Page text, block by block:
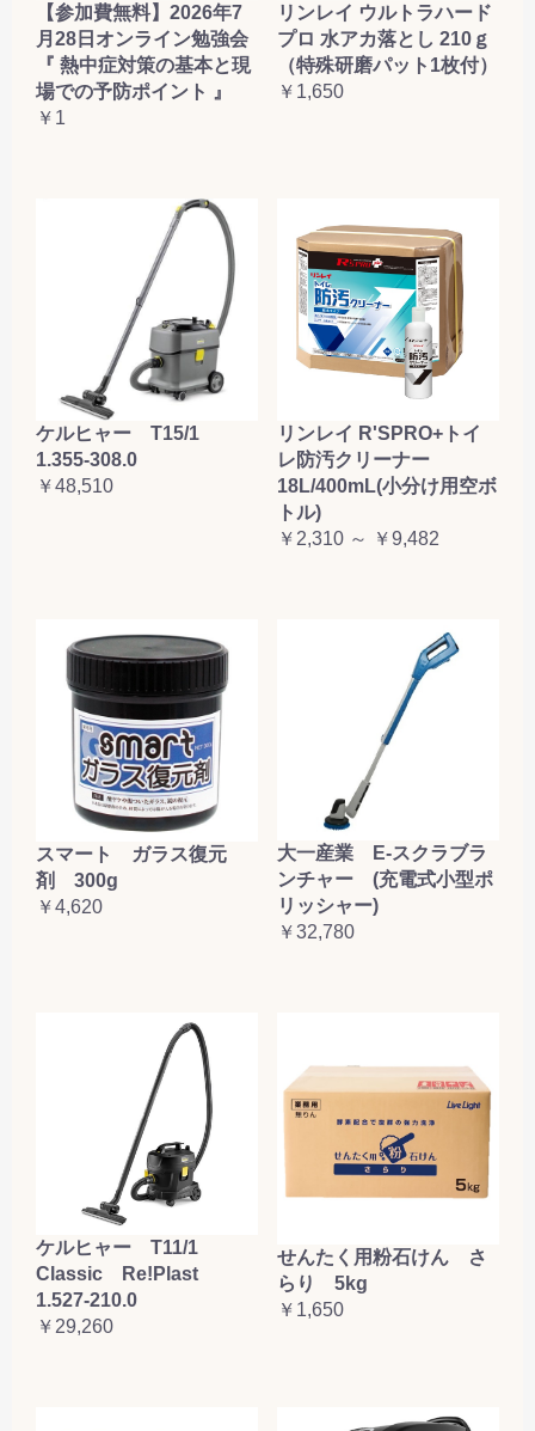
【参加費無料】2026年7
月28日オンライン勉強会
『 熱中症対策の基本と現
場での予防ポイント 』
￥1
リンレイ ウルトラハード
プロ 水アカ落とし 210ｇ
（特殊研磨パット1枚付）
￥1,650
ケルヒャー T15/1
1.355-308.0
￥48,510
リンレイ R'SPRO+トイ
レ防汚クリーナー
18L/400mL(小分け用空ボ
トル)
￥2,310 ～ ￥9,482
スマート ガラス復元
剤 300g
￥4,620
大一産業 E-スクラブラ
ンチャー (充電式小型ポ
リッシャー)
￥32,780
ケルヒャー T11/1
Classic Re!Plast
1.527-210.0
￥29,260
せんたく用粉石けん さ
らり 5kg
￥1,650